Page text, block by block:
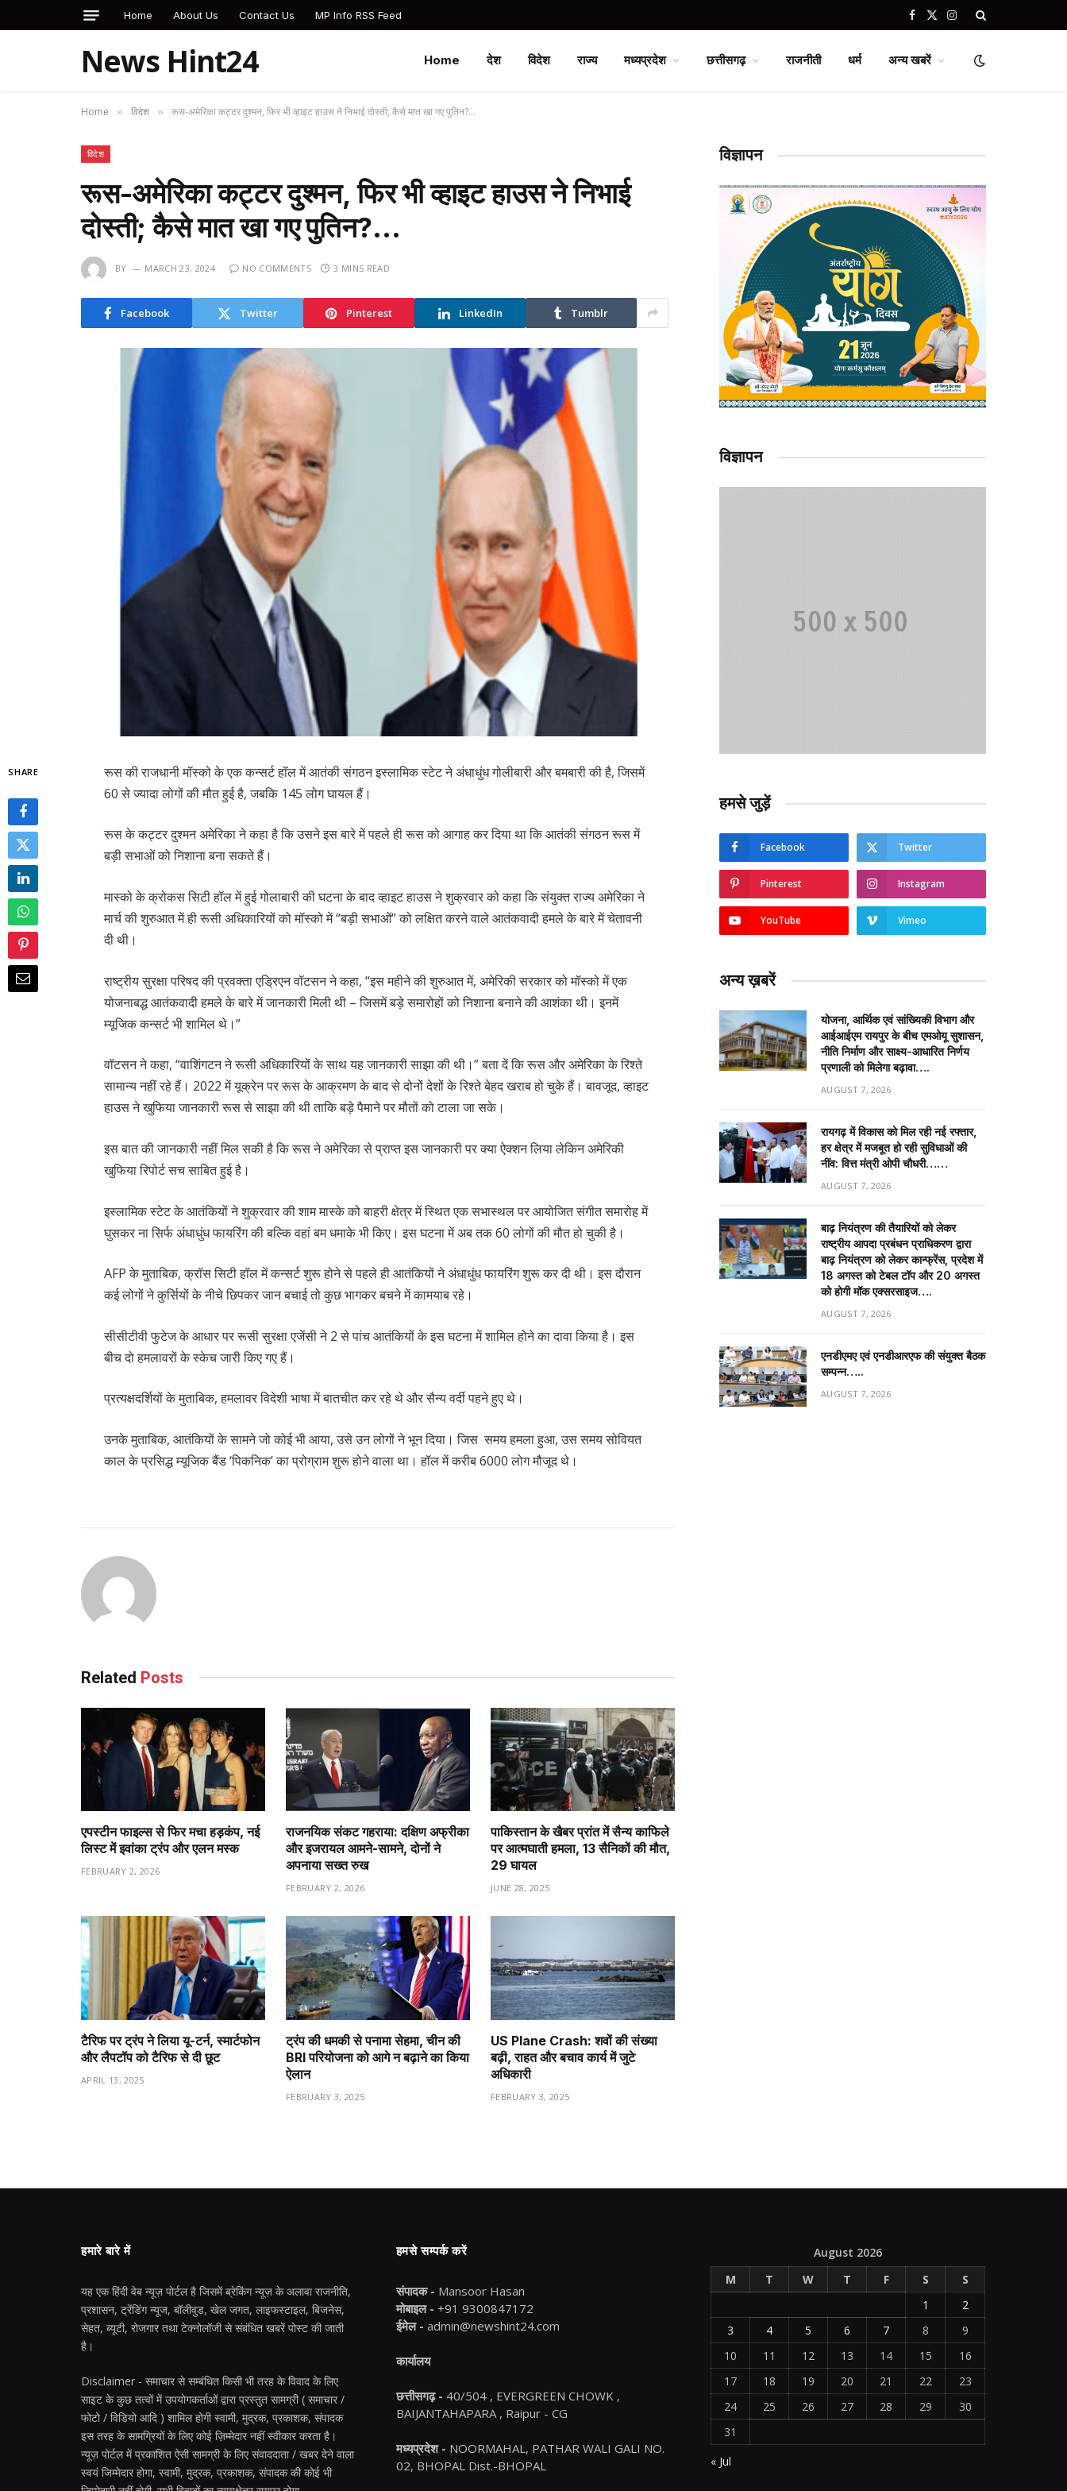
Home About Us Contact Us MP Info RSS Feed Facebook
X
Instagram
News Hint24 Home देश विदेश राज्य मध्यप्रदेश छत्तीसगढ़ राजनीती धर्म अन्य खबरें
Home » विदेश » रूस-अमेरिका कट्टर दुश्मन, फिर भी व्हाइट हाउस ने निभाई दोस्ती; कैसे मात खा गए पुतिन?…
विदेश
रूस-अमेरिका कट्टर दुश्मन, फिर भी व्हाइट हाउस ने निभाई
दोस्ती; कैसे मात खा गए पुतिन?…
BY MARCH 23, 2024 NO COMMENTS 3 MINS READ
Facebook Twitter Pinterest LinkedIn Tumblr
SHARE
रूस की राजधानी मॉस्को के एक कन्सर्ट हॉल में आतंकी संगठन इस्लामिक स्टेट ने अंधाधुंध गोलीबारी और बमबारी की है, जिसमें
60 से ज्यादा लोगों की मौत हुई है, जबकि 145 लोग घायल हैं।
रूस के कट्टर दुश्मन अमेरिका ने कहा है कि उसने इस बारे में पहले ही रूस को आगाह कर दिया था कि आतंकी संगठन रूस में
बड़ी सभाओं को निशाना बना सकते हैं।
मास्को के क्रोकस सिटी हॉल में हुई गोलाबारी की घटना के बाद व्हाइट हाउस ने शुक्रवार को कहा कि संयुक्त राज्य अमेरिका ने
मार्च की शुरुआत में ही रूसी अधिकारियों को मॉस्को में “बड़ी सभाओं” को लक्षित करने वाले आतंकवादी हमले के बारे में चेतावनी
दी थी।
राष्ट्रीय सुरक्षा परिषद की प्रवक्ता एड्रिएन वॉटसन ने कहा, “इस महीने की शुरुआत में, अमेरिकी सरकार को मॉस्को में एक
योजनाबद्ध आतंकवादी हमले के बारे में जानकारी मिली थी – जिसमें बड़े समारोहों को निशाना बनाने की आशंका थी। इनमें
म्यूजिक कन्सर्ट भी शामिल थे।”
वॉटसन ने कहा, “वाशिंगटन ने रूसी अधिकारियों के साथ यह जानकारी साझा की थी।” बता दें कि रूस और अमेरिका के रिश्ते
सामान्य नहीं रहे हैं। 2022 में यूक्रेन पर रूस के आक्रमण के बाद से दोनों देशों के रिश्ते बेहद खराब हो चुके हैं। बावजूद, व्हाइट
हाउस ने खुफिया जानकारी रूस से साझा की थी ताकि बड़े पैमाने पर मौतों को टाला जा सके।
इस बात की जानकारी नहीं मिल सकी है कि रूस ने अमेरिका से प्राप्त इस जानकारी पर क्या ऐक्शन लिया लेकिन अमेरिकी
खुफिया रिपोर्ट सच साबित हुई है।
इस्लामिक स्टेट के आतंकियों ने शुक्रवार की शाम मास्के को बाहरी क्षेत्र में स्थित एक सभास्थल पर आयोजित संगीत समारोह में
घुसकर ना सिर्फ अंधाधुंध फायरिंग की बल्कि वहां बम धमाके भी किए। इस घटना में अब तक 60 लोगों की मौत हो चुकी है।
AFP के मुताबिक, क्रॉस सिटी हॉल में कन्सर्ट शुरू होने से पहले ही आतंकियों ने अंधाधुंध फायरिंग शुरू कर दी थी। इस दौरान
कई लोगों ने कुर्सियों के नीचे छिपकर जान बचाई तो कुछ भागकर बचने में कामयाब रहे।
सीसीटीवी फुटेज के आधार पर रूसी सुरक्षा एजेंसी ने 2 से पांच आतंकियों के इस घटना में शामिल होने का दावा किया है। इस
बीच दो हमलावरों के स्केच जारी किए गए हैं।
प्रत्यक्षदर्शियों के मुताबिक, हमलावर विदेशी भाषा में बातचीत कर रहे थे और सैन्य वर्दी पहने हुए थे।
उनके मुताबिक, आतंकियों के सामने जो कोई भी आया, उसे उन लोगों ने भून दिया। जिस समय हमला हुआ, उस समय सोवियत
काल के प्रसिद्ध म्यूजिक बैंड ‘पिकनिक’ का प्रोग्राम शुरू होने वाला था। हॉल में करीब 6000 लोग मौजूद थे।
Related Posts
एपस्टीन फाइल्स से फिर मचा हड़कंप, नई
लिस्ट में इवांका ट्रंप और एलन मस्क
FEBRUARY 2, 2026
राजनयिक संकट गहराया: दक्षिण अफ्रीका
और इजरायल आमने-सामने, दोनों ने
अपनाया सख्त रुख
FEBRUARY 2, 2026
पाकिस्तान के खैबर प्रांत में सैन्य काफिले
पर आत्मघाती हमला, 13 सैनिकों की मौत,
29 घायल
JUNE 28, 2025
टैरिफ पर ट्रंप ने लिया यू-टर्न, स्मार्टफोन
और लैपटॉप को टैरिफ से दी छूट
APRIL 13, 2025
ट्रंप की धमकी से पनामा सेहमा, चीन की
BRI परियोजना को आगे न बढ़ाने का किया
ऐलान
FEBRUARY 3, 2025
US Plane Crash: शवों की संख्या
बढ़ी, राहत और बचाव कार्य में जुटे
अधिकारी
FEBRUARY 3, 2025
विज्ञापन
विज्ञापन
हमसे जुड़ें
Facebook Twitter
Pinterest Instagram
YouTube Vimeo
अन्य ख़बरें
योजना, आर्थिक एवं सांख्यिकी विभाग और
आईआईएम रायपुर के बीच एमओयू सुशासन,
नीति निर्माण और साक्ष्य-आधारित निर्णय
प्रणाली को मिलेगा बढ़ावा….
AUGUST 7, 2026
रायगढ़ में विकास को मिल रही नई रफ्तार,
हर क्षेत्र में मजबूत हो रही सुविधाओं की
नींव: वित्त मंत्री ओपी चौधरी……
AUGUST 7, 2026
बाढ़ नियंत्रण की तैयारियों को लेकर
राष्ट्रीय आपदा प्रबंधन प्राधिकरण द्वारा
बाढ़ नियंत्रण को लेकर कान्फ्रेंस, प्रदेश में
18 अगस्त को टेबल टॉप और 20 अगस्त
को होगी मॉक एक्सरसाइज….
AUGUST 7, 2026
एनडीएमए एवं एनडीआरएफ की संयुक्त बैठक
सम्पन्न…..
AUGUST 7, 2026
हमारे बारे में
यह एक हिंदी वेब न्यूज़ पोर्टल है जिसमें ब्रेकिंग न्यूज़ के अलावा राजनीति,
प्रशासन, ट्रेंडिंग न्यूज, बॉलीवुड, खेल जगत, लाइफस्टाइल, बिजनेस,
सेहत, ब्यूटी, रोजगार तथा टेक्नोलॉजी से संबंधित खबरें पोस्ट की जाती
है।
Disclaimer - समाचार से सम्बंधित किसी भी तरह के विवाद के लिए
साइट के कुछ तत्वों में उपयोगकर्ताओं द्वारा प्रस्तुत सामग्री ( समाचार /
फोटो / विडियो आदि ) शामिल होगी स्वामी, मुद्रक, प्रकाशक, संपादक
इस तरह के सामग्रियों के लिए कोई ज़िम्मेदार नहीं स्वीकार करता है।
न्यूज़ पोर्टल में प्रकाशित ऐसी सामग्री के लिए संवाददाता / खबर देने वाला
स्वयं जिम्मेदार होगा, स्वामी, मुद्रक, प्रकाशक, संपादक की कोई भी
हमसे सम्पर्क करें
संपादक - Mansoor Hasan
मोबाइल - +91 9300847172
ईमेल - admin@newshint24.com
कार्यालय
छत्तीसगढ़ - 40/504 , EVERGREEN CHOWK ,
BAIJANTAHAPARA , Raipur - CG
मध्यप्रदेश - NOORMAHAL, PATHAR WALI GALI NO.
02, BHOPAL Dist.-BHOPAL
August 2026
M
T W T F S
S
1
2
3
4 5 6 7 8
9
10
11 12 13 14 15
16
17
18 19 20 21 22
23
24
25 26 27 28 29
30
31
« Jul